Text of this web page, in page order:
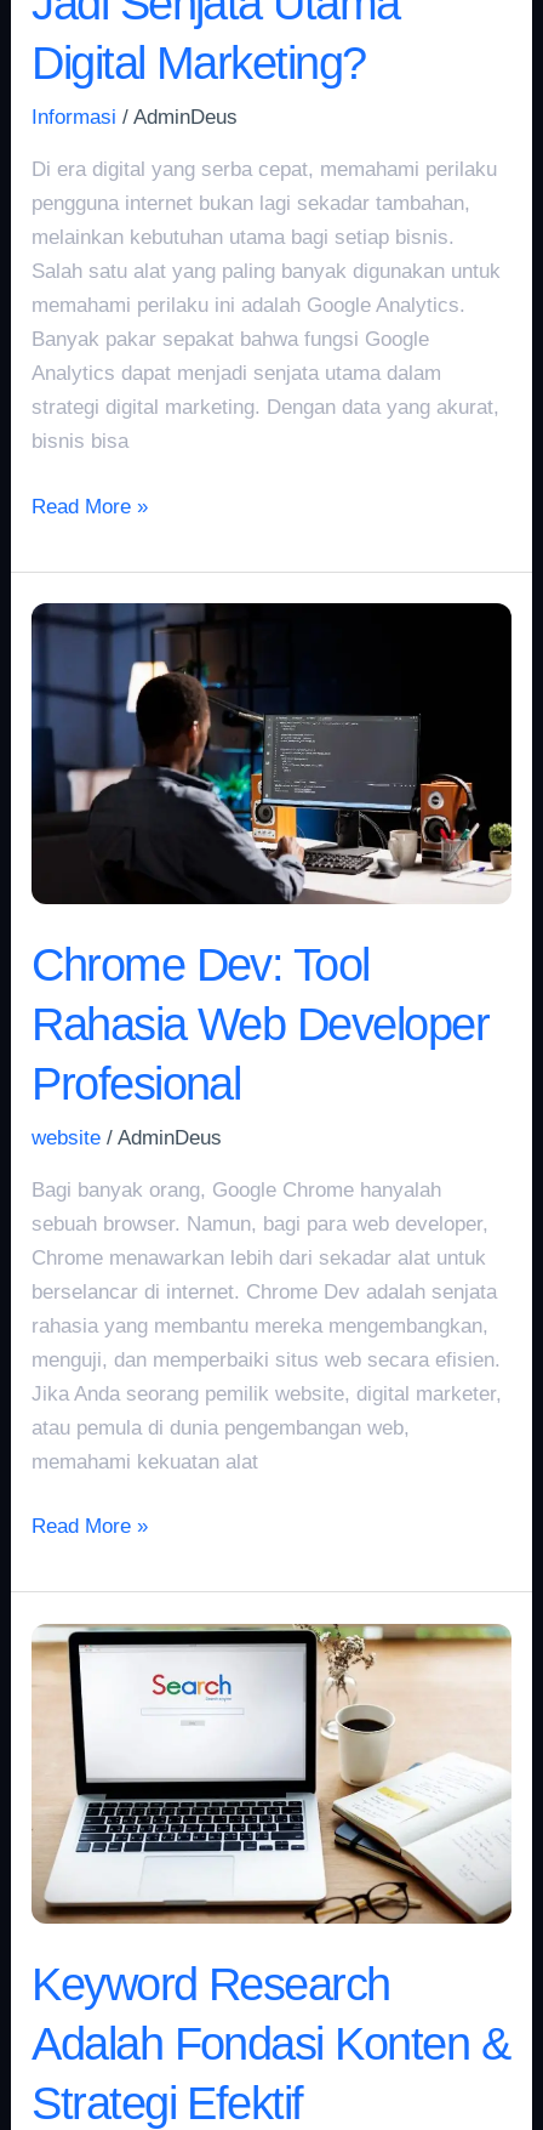
Digital Marketing?
Informasi /AdminDeus
Di era digital yang serba cepat, memahami perilaku
pengguna internet bukan lagi sekadar tambahan,
melainkan kebutuhan utama bagi setiap bisnis.
Salah satu alat yang paling banyak digunakan untuk
memahami perilaku ini adalah Google Analytics.
Banyak pakar sepakat bahwa fungsi Google
Analytics dapat menjadi senjata utama dalam
strategi digital marketing. Dengan data yang akurat,
bisnis bisa
Read More »
Chrome Dev: Tool
Rahasia Web Developer
Profesional
website /AdminDeus
Bagi banyak orang, Google Chrome hanyalah
sebuah browser. Namun, bagi para web developer,
Chrome menawarkan lebih dari sekadar alat untuk
berselancar di internet. Chrome Dev adalah senjata
rahasia yang membantu mereka mengembangkan,
menguji, dan memperbaiki situs web secara efisien.
Jika Anda seorang pemilik website, digital marketer,
atau pemula di dunia pengembangan web,
memahami kekuatan alat
Chrome
Tool
Web
Developer
Read More »
Keyword Research
Adalah Fondasi Konten &
Strategi Efektif
Keyword
Research
Adalah
Fondasi
Konten
Strategi
Efektif